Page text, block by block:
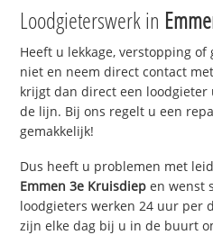
Loodgieterswerk in
Heeft u lekkage, verstopping of
niet en neem direct contact
krijgt dan direct een loodgieter
de lijn. Bij ons regelt u een
gemakkelijk!
Dus heeft u problemen met
Emmen 3e Kruisdiep en wenst
loodgieters werken 24 uur per
zijn elke dag bij u in de buurt